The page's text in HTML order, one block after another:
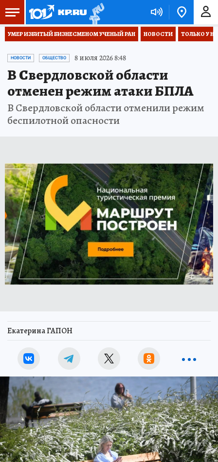
УМЕР ИЗБИТЫЙ БИЗНЕСМЕНОМ УЧЕНЫЙ РАН НОВОСТИ ТОЛЬКО У
НОВОСТИ ОБЩЕСТВО 8 июля 2026 8:48
В Свердловской области
отменен режим атаки БПЛА
В Свердловской области отменили режим
беспилотной опасности
Екатерина ГАПОН